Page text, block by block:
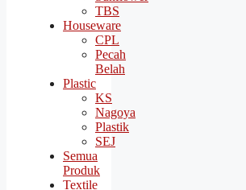
TBS
Houseware
CPL
Pecah
Belah
Plastic
KS
Nagoya
Plastik
SEJ
Semua
Produk
Textile